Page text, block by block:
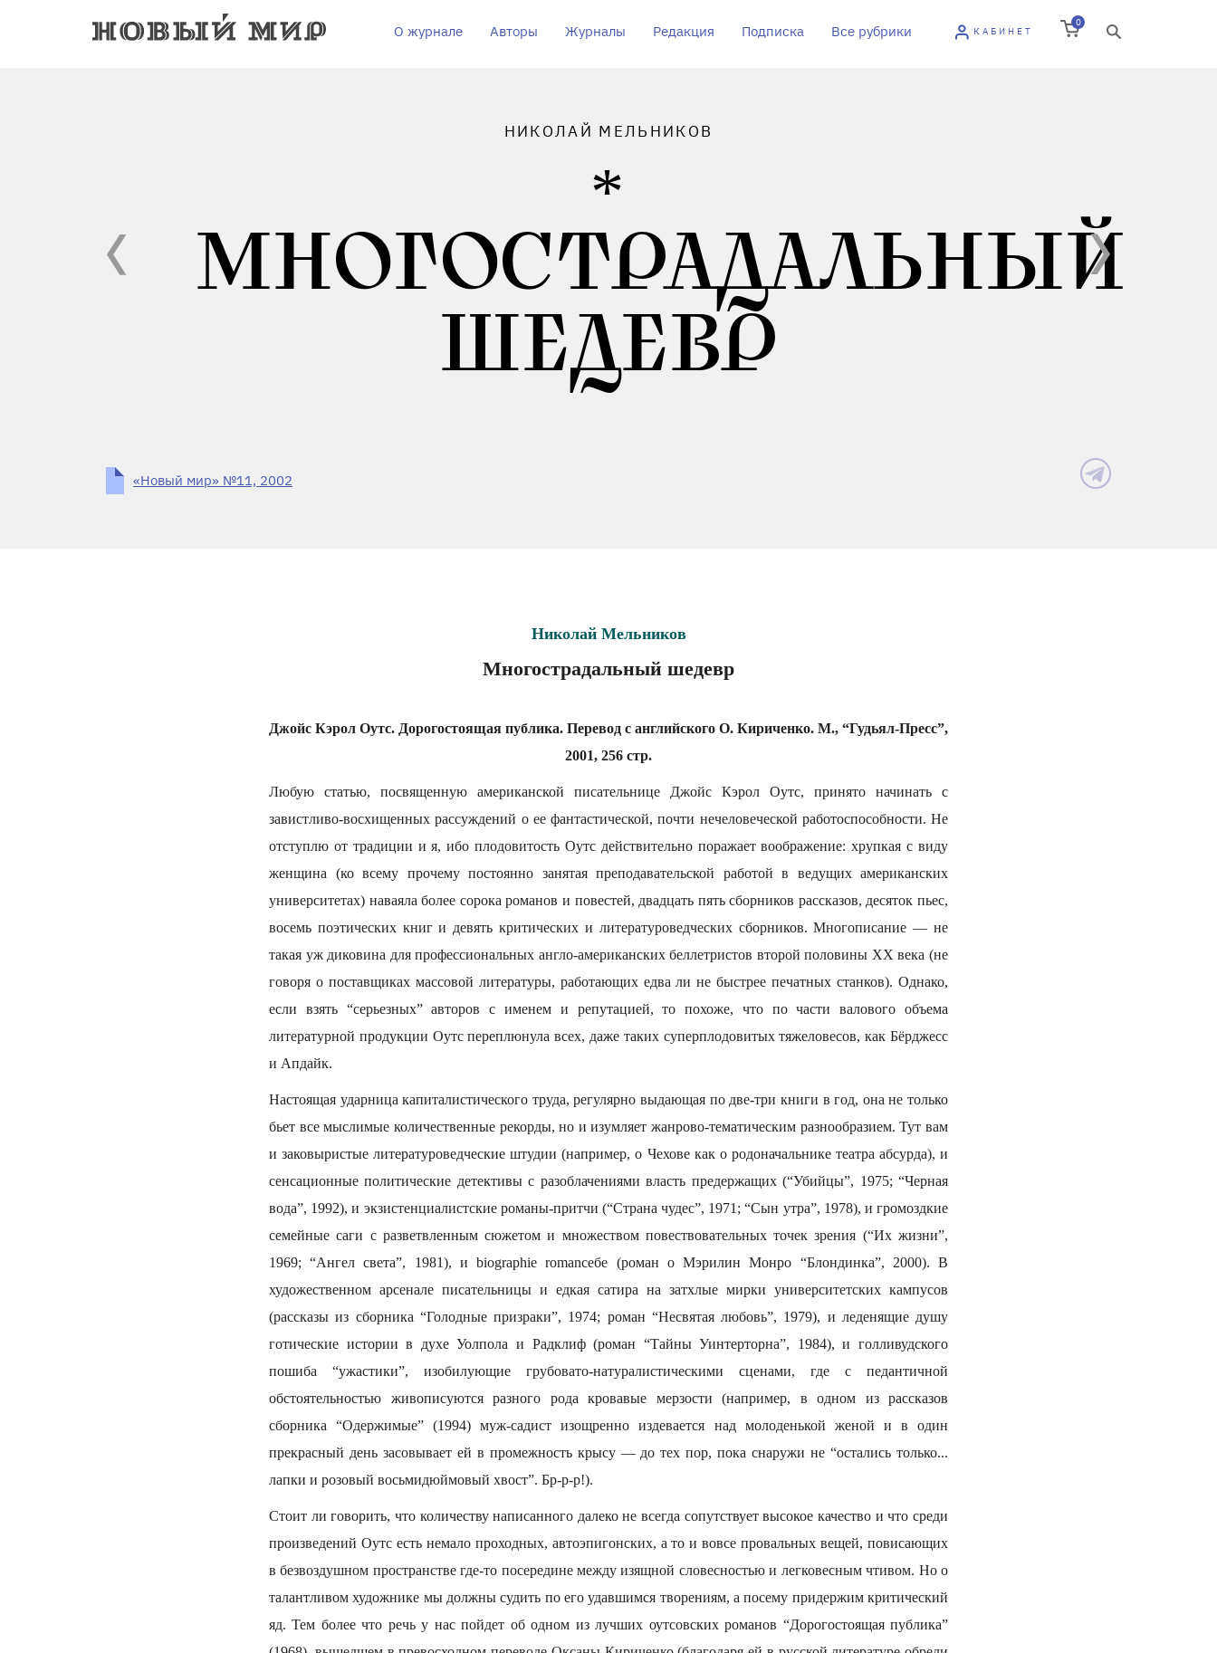
О журнале Авторы Журналы Редакция Подписка Все рубрики КАБИНЕТ
0
НИКОЛАЙ МЕЛЬНИКОВ
МНОГОСТРАДАЛЬНЫЙ
ШЕДЕВР
«Новый мир» №11, 2002
Николай Мельников
Многострадальный шедевр
Джойс Кэрол Оутс. Дорогостоящая публика. Перевод с английского О. Кириченко. М., “Гудьял-Пресс”,
2001, 256 стр.
Любую статью, посвященную американской писательнице Джойс Кэрол Оутс, принято начинать с
завистливо-восхищенных рассуждений о ее фантастической, почти нечеловеческой работоспособности. Не
отступлю от традиции и я, ибо плодовитость Оутс действительно поражает воображение: хрупкая с виду
женщина (ко всему прочему постоянно занятая преподавательской работой в ведущих американских
университетах) наваяла более сорока романов и повестей, двадцать пять сборников рассказов, десяток пьес,
восемь поэтических книг и девять критических и литературоведческих сборников. Многописание — не
такая уж диковина для профессиональных англо-американских беллетристов второй половины ХХ века (не
говоря о поставщиках массовой литературы, работающих едва ли не быстрее печатных станков). Однако,
если взять “серьезных” авторов с именем и репутацией, то похоже, что по части валового объема
литературной продукции Оутс переплюнула всех, даже таких суперплодовитых тяжеловесов, как Бёрджесс
и Апдайк.
Настоящая ударница капиталистического труда, регулярно выдающая по две-три книги в год, она не только
бьет все мыслимые количественные рекорды, но и изумляет жанрово-тематическим разнообразием. Тут вам
и заковыристые литературоведческие штудии (например, о Чехове как о родоначальнике театра абсурда), и
сенсационные политические детективы с разоблачениями власть предержащих (“Убийцы”, 1975; “Черная
вода”, 1992), и экзистенциалистские романы-притчи (“Страна чудес”, 1971; “Сын утра”, 1978), и громоздкие
семейные саги с разветвленным сюжетом и множеством повествовательных точек зрения (“Их жизни”,
1969; “Ангел света”, 1981), и biographie romanceбe (роман о Мэрилин Монро “Блондинка”, 2000). В
художественном арсенале писательницы и едкая сатира на затхлые мирки университетских кампусов
(рассказы из сборника “Голодные призраки”, 1974; роман “Несвятая любовь”, 1979), и леденящие душу
готические истории в духе Уолпола и Радклиф (роман “Тайны Уинтерторна”, 1984), и голливудского
пошиба “ужастики”, изобилующие грубовато-натуралистическими сценами, где с педантичной
обстоятельностью живописуются разного рода кровавые мерзости (например, в одном из рассказов
сборника “Одержимые” (1994) муж-садист изощренно издевается над молоденькой женой и в один
прекрасный день засовывает ей в промежность крысу — до тех пор, пока снаружи не “остались только...
лапки и розовый восьмидюймовый хвост”. Бр-р-р!).
Стоит ли говорить, что количеству написанного далеко не всегда сопутствует высокое качество и что среди
произведений Оутс есть немало проходных, автоэпигонских, а то и вовсе провальных вещей, повисающих
в безвоздушном пространстве где-то посередине между изящной словесностью и легковесным чтивом. Но о
талантливом художнике мы должны судить по его удавшимся творениям, а посему придержим критический
яд. Тем более что речь у нас пойдет об одном из лучших оутсовских романов “Дорогостоящая публика”